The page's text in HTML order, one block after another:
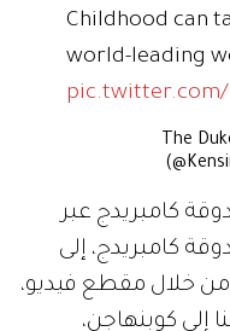
Childhood can
world-leading
pic.twitter.com/
— The
كامبريدج عبر
كامبريدج، إلى
من خلال مقطع فيديو،
إلى كوبنهاجن،